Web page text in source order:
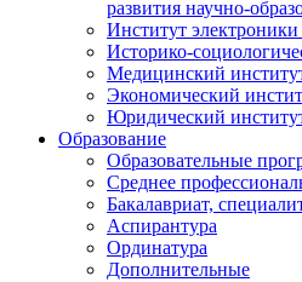
развития научно-
Институт
Историко-
Медицинский
Экономический
Юридический
Образование
Образовательные
Среднее
Бакалавриат,
Аспирантура
Ординатура
Дополнительные